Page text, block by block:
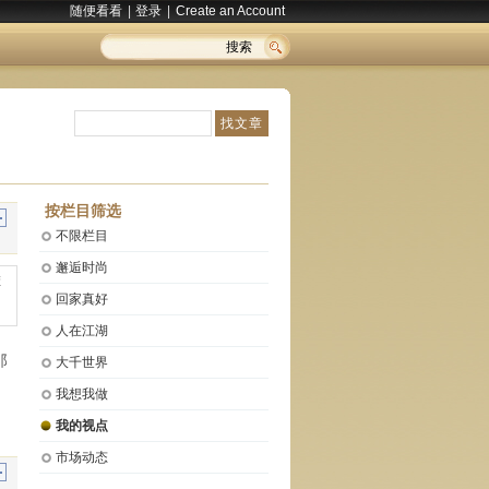
搜索
随便看看 登录 Create an Account
按栏目筛选
不限栏目
邂逅时尚
回家真好
人在江湖
大千世界
我想我做
我的视点
市场动态